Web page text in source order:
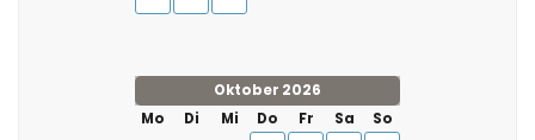
Oktober 2026
Mo
Di Mi Do Fr Sa
So